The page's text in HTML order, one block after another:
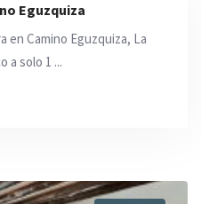
Eguzquiza
en Camino Eguzquiza, La
a solo 1 ...